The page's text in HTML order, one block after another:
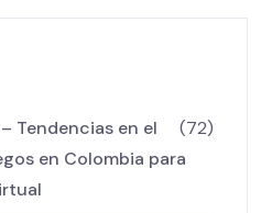
Tendencias en el
en Colombia para
(72)